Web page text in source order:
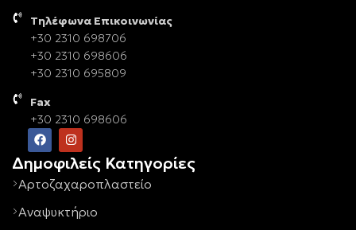
Τηλέφωνα Επικοινωνίας
+30 2310 698706
+30 2310 698606
+30 2310 695809
Fax
+30 2310 698606
Δημοφιλείς Κατηγορίες
Αρτοζαχαροπλαστείο
Αναψυκτήριο